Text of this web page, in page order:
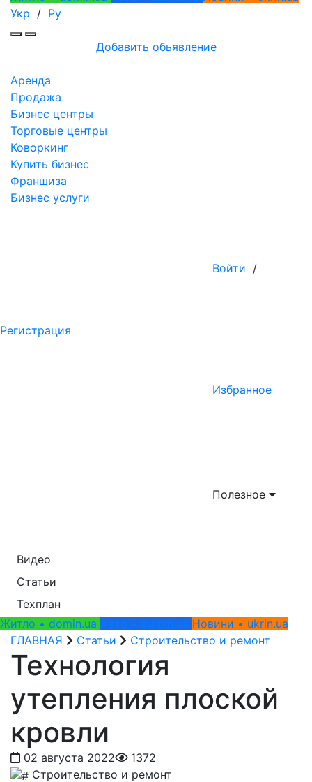
Укр / Ру
Добавить обьявление
Аренда
Продажа
Бизнес центры
Торговые центры
Коворкинг
Купить бизнес
Франшиза
Бизнес услуги
Войти /
Регистрация
Избранное
Полезное
Видео
Статьи
Техплан
Житло • domin.ua Авто • autoin.ua Новини • ukrin.ua
ГЛАВНАЯ
Статьи Строительство и ремонт
Технология
утепления плоской
кровли
02 августа 2022
1372
Строительство и ремонт